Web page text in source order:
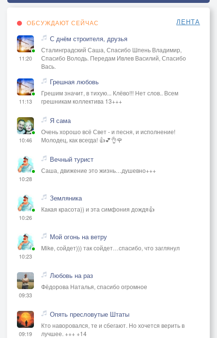
ОБСУЖДАЮТ СЕЙЧАС ЛЕНТА
11:20
С днём строителя, друзья
Сталинградский Саша, Спасибо Шпень Владимир,
Спасибо Володь. Передам Ивлев Василий, Спасибо
Вась.
11:13
Грешная любовь
Грешим значит, в тихую... Клёво!!! Нет слов.. Всем
грешникам коллектива 13+++
10:46
Я сама
Очень хорошо всё Свет - и песня, и исполнение!
Молодец, как всегда! 👍💕👌🌹
10:28
Вечный турист
Саша, движение это жизнь…душевно+++
10:26
Земляника
Какая красота)) и эта симфония дождя👍
10:23
Мой огонь на ветру
Mike, сойдет))) так сойдет…спасибо, что заглянул
09:33
Любовь на раз
Фёдорова Наталья, спасибо огромное
09:19
Опять пресловутые Штаты
Кто наворовался, те и сбегают. Но хочется верить в
лучшее. +++ +14